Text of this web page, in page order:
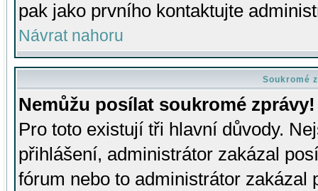
pak jako prvního kontaktujte
Návrat nahoru
Soukromé
Nemůžu posílat soukromé zprávy!
Pro toto existují tři hlavní důvody.
přihlášení, administrátor zakázal
fórum nebo to administrátor zakázal